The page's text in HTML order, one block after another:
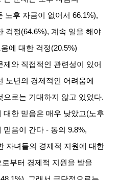
노후 자금이 없어서 66.1%),
걱정(64.6%), 계속 일을 해야
에 대한 걱정(20.5%)
제와 직접적인 관련성이 있어
노년의 경제적인 어려움에
으로는 기대하지 않고 있었다.
대한 믿음은 매우 낮았고(노후
믿음이 간다 - 동의 9.8%,
자녀들의 경제적 지원에 대한
로부터 경제적 지원을 받을